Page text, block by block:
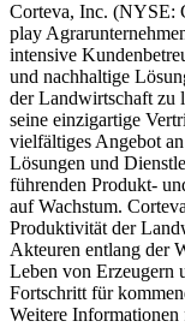
Corteva, Inc. (NYSE:
play
intensive
und nachhaltige
der Landwirtschaft zu
seine einzigartige
vielfältiges Angebot
Lösungen und
führenden Produkt-
auf Wachstum.
Produktivität der
Akteuren entlang der
Leben von Erzeugern
Fortschritt für
Weitere